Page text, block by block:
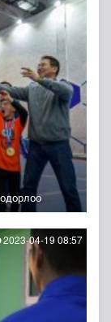
2023-04-19 08:57